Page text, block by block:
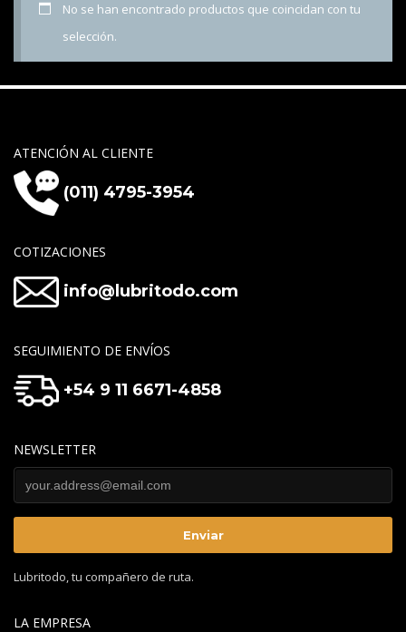
No se han encontrado productos que coincidan con tu
selección.
ATENCIÓN AL CLIENTE
(011) 4795-3954
COTIZACIONES
info@lubritodo.com
SEGUIMIENTO DE ENVÍOS
+54 9 11 6671-4858
NEWSLETTER
Lubritodo, tu compañero de ruta.
LA EMPRESA